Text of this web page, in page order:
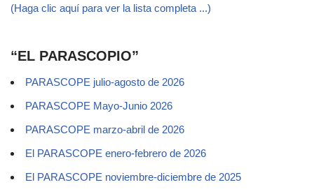
(Haga clic aquí para ver la lista completa ...)
“EL PARASCOPIO”
PARASCOPE julio-agosto de 2026
PARASCOPE Mayo-Junio 2026
PARASCOPE marzo-abril de 2026
El PARASCOPE enero-febrero de 2026
El PARASCOPE noviembre-diciembre de 2025